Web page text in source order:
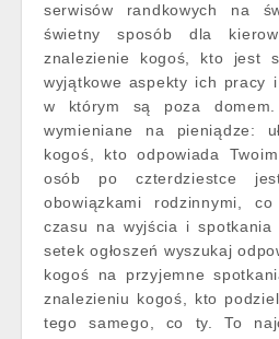
serwisów randkowych na
świetny sposób dla
znalezienie kogoś, kto jest
wyjątkowe aspekty ich pracy
w którym są poza
wymieniane na pieniądze:
kogoś, kto odpowiada
osób po czterdziestce
obowiązkami rodzinnymi,
czasu na wyjścia i spotkania
setek ogłoszeń wyszukaj
kogoś na przyjemne
znalezieniu kogoś, kto
tego samego, co ty. To